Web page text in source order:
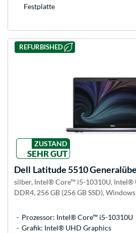
Festplatte
REFURBISHED
ZUSTAND
SEHR GUT
Dell Latitude 5510
silber, Intel® Core™ i5-10310U, Intel®
DDR4, 256 GB (256 GB SSD),
Prozessor: Intel® Core™ i5-10310U
Grafik: Intel® UHD Graphics